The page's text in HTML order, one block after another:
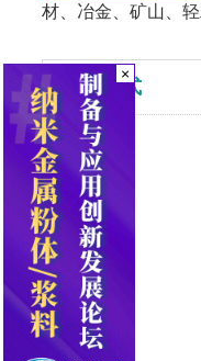
材、冶金、矿山、
联系方式
×